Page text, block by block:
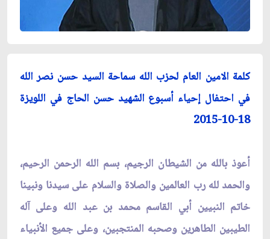
كلمة الامين العام لحزب الله سماحة السيد حسن نصر الله
في احتفال إحياء أسبوع الشهيد حسن الحاج في اللويزة
18-10-2015
أعوذ بالله من الشيطان الرجيم، بسم الله الرحمن الرحيم،
والحمد لله رب العالمين والصلاة والسلام على سيدنا ونبينا
خاتم النبيين أبي القاسم محمد بن عبد الله وعلى آله
الطيبين الطاهرين وصحبه المنتجبين، وعلى جميع الأنبياء